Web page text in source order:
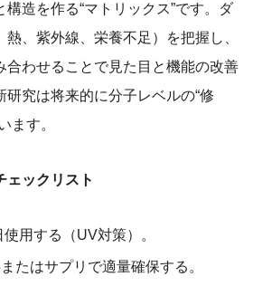
造を作る“マトリックス”です。ダ
、紫外線、栄養不足）を把握し、
合わせることで見た目と機能の改善
研究は将来的に分子レベルの“修
ます。
ェックリスト
用する（UV対策）。
たはサプリで適量確保する。